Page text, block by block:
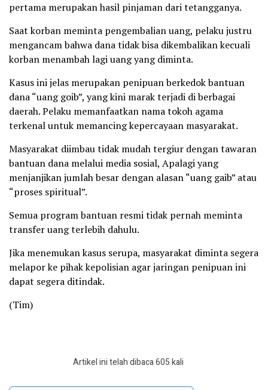
pertama merupakan hasil pinjaman dari tetangganya.
Saat korban meminta pengembalian uang, pelaku justru
mengancam bahwa dana tidak bisa dikembalikan kecuali
korban menambah lagi uang yang diminta.
Kasus ini jelas merupakan penipuan berkedok bantuan
dana “uang goib”, yang kini marak terjadi di berbagai
daerah. Pelaku memanfaatkan nama tokoh agama
terkenal untuk memancing kepercayaan masyarakat.
Masyarakat diimbau tidak mudah tergiur dengan tawaran
bantuan dana melalui media sosial, Apalagi yang
menjanjikan jumlah besar dengan alasan “uang gaib” atau
“proses spiritual”.
Semua program bantuan resmi tidak pernah meminta
transfer uang terlebih dahulu.
Jika menemukan kasus serupa, masyarakat diminta segera
melapor ke pihak kepolisian agar jaringan penipuan ini
dapat segera ditindak.
(Tim)
Artikel ini telah dibaca 605 kali